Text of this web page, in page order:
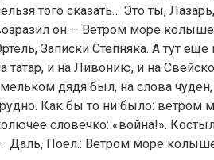
того сказать… Это ты,
он.— Ветром море
Записки Степняка. А тут
татар, и на Ливонию, и на
дядя был, на слова чуден,
Как бы то ни было: ветром
словечко: «война!».
Даль, Поел.: Ветром море